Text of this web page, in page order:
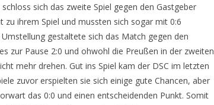
sich das zweite Spiel gegen den Gastgeber
zu ihrem Spiel und mussten sich sogar mit 0:6
gestaltete sich das Match gegen den
zur Pause 2:0 und ohwohl die Preußen in der zweiten
mehr drehen. Gut ins Spiel kam der DSC im letzten
zuvor erspielten sie sich einige gute Chancen, aber
das 0:0 und einen entscheidenden Punkt. Somit